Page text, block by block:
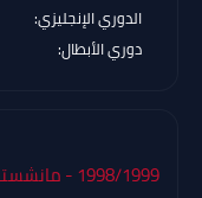
الدوري الإنجليزي:
دوري الأبطال:
1998/1999 - مانشستر يونايتد